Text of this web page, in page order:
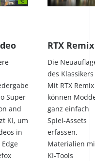
Super
and
KI, um
in
RTX Remix
Die
des Klassikers
Mit RTX Remix
können
ganz einfach
Spiel-Assets
erfassen,
Materialien
KI-Tools